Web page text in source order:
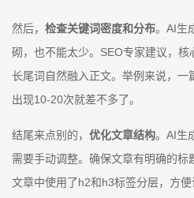
然后， 检查关键词密度和分布。AI生
砌，也不能太少。SEO专家建议，核
长尾词自然融入正文。举例来说，一
出现10-20次就差不多了。
结尾来点别的， 优化文章结构。AI生
需要手动调整。确保文章有明确的标
文章中使用了h2和h3标签分层，方